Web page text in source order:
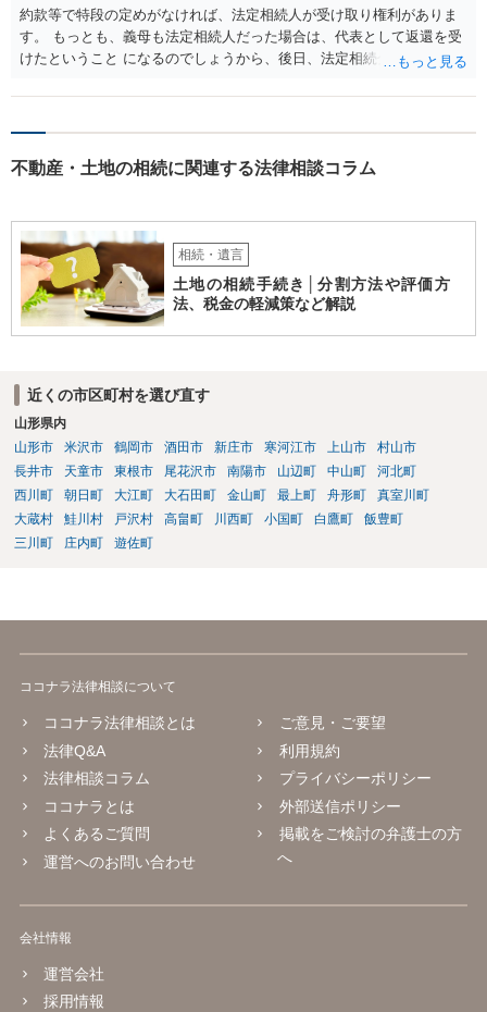
約款等で特段の定めがなければ、法定相続人が受け取り権利がありま
す。 もっとも、義母も法定相続人だった場合は、代表として返還を受
けたということ になるのでしょうから、後日、法定相続分に基づいて
不動産・土地の相続に関連する法律相談コラム
相続・遺言
土地の相続手続き│分割方法や評価方
法、税金の軽減策など解説
近くの市区町村を選び直す
山形県内
山形市
米沢市 鶴岡市 酒田市 新庄市 寒河江市 上山市
村山市
長井市
天童市 東根市 尾花沢市 南陽市 山辺町 中山町
河北町
西川町
朝日町 大江町 大石田町 金山町 最上町 舟形町
真室川町
大蔵村
鮭川村 戸沢村 高畠町 川西町 小国町 白鷹町
飯豊町
三川町
庄内町 遊佐町
ココナラ法律相談について
ココナラ法律相談とは
法律Q&A
法律相談コラム
ココナラとは
よくあるご質問
運営へのお問い合わせ
ご意見・ご要望
利用規約
プライバシーポリシー
外部送信ポリシー
掲載をご検討の弁護士の方
へ
会社情報
運営会社
採用情報